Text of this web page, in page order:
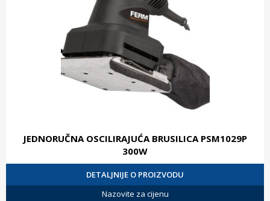
JEDNORUČNA OSCILIRAJUĆA BRUSILICA PSM1029P
300W
DETALJNIJE O PROIZVODU
Nazovite za cijenu